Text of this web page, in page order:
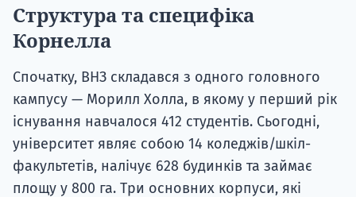
Структура та специфіка
Корнелла
Спочатку, ВНЗ складався з одного головного
кампусу — Морилл Холла, в якому у перший рік
існування навчалося 412 студентів. Сьогодні,
університет являє собою 14 коледжів/шкіл-
факультетів, налічує 628 будинків та займає
площу у 800 га. Три основних корпуси, які